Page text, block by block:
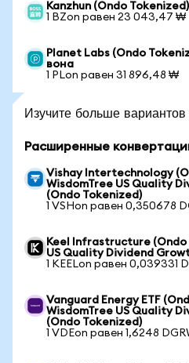
Kanzhun (Ondo
1 BZon равен 23 043,47 ₩
Planet Labs (Ondo
вона
1 PLon равен 31 896,48 ₩
Изучите больше вариантов
Расширенные
Vishay Intertechnology
WisdomTree US Quality
(Ondo Tokenized)
1 VSHon равен 0,350678
Keel Infrastructure (Ondo
US Quality Dividend
1 KEELon равен 0,039331
Vanguard Energy ETF
WisdomTree US Quality
(Ondo Tokenized)
1 VDEon равен 1,6248